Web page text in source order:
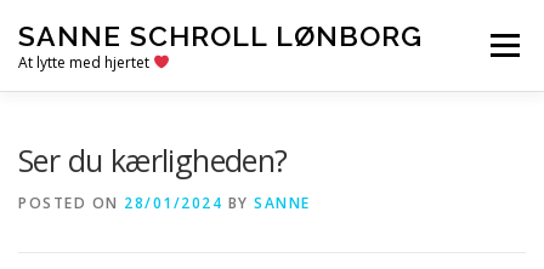
content
SANNE SCHROLL LØNBORG
At lytte med hjertet
Menu
Ser du kærligheden?
POSTED ON 28/01/2024 BY SANNE